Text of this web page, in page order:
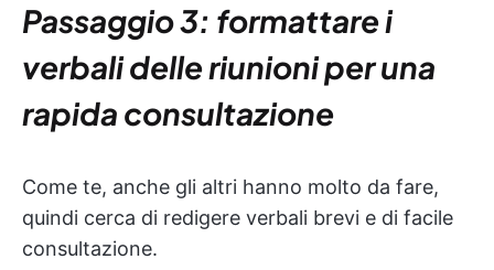
Passaggio 3: formattare i
verbali delle riunioni per una
rapida consultazione
Come te, anche gli altri hanno molto da fare,
quindi cerca di redigere verbali brevi e di facile
consultazione.